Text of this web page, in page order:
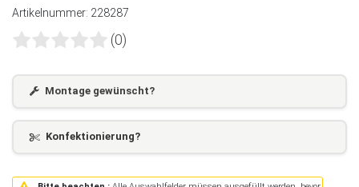
Artikelnummer: 228287
(0)
Montage gewünscht?
Konfektionierung?